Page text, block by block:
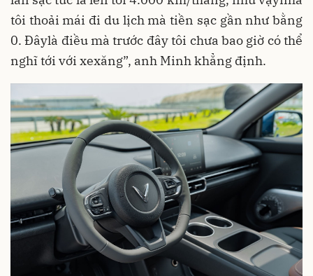
tôi thoải mái đi du lịch mà tiền sạc gần như bằng
0. Đâylà điều mà trước đây tôi chưa bao giờ có thể
nghĩ tới với xexăng”, anh Minh khẳng định.